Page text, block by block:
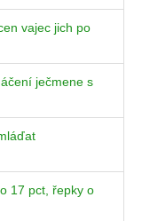
vajec jich po
ječmene s
17 pct, řepky o